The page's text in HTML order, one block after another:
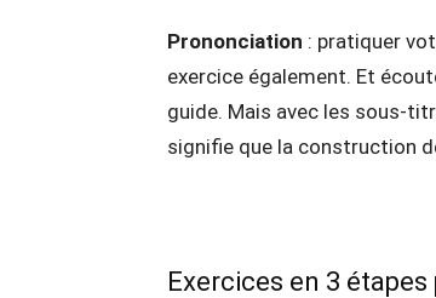
Prononciation : pratiquer
exercice également. Et
guide. Mais avec les sous-
signifie que la construction
Exercices en 3